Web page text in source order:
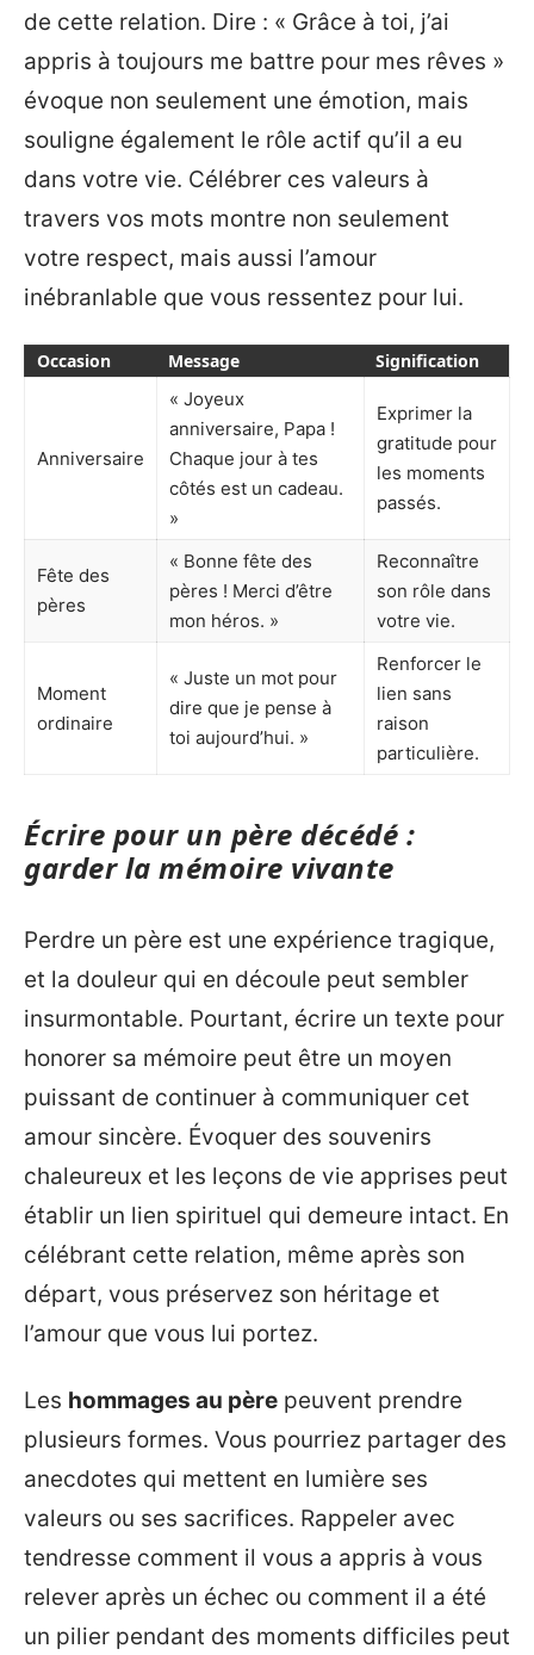
de cette relation. Dire : « Grâce à toi, j’ai
appris à toujours me battre pour mes rêves »
évoque non seulement une émotion, mais
souligne également le rôle actif qu’il a eu
dans votre vie. Célébrer ces valeurs à
travers vos mots montre non seulement
votre respect, mais aussi l’amour
inébranlable que vous ressentez pour lui.
Occasion Message Signification
Anniversaire
« Joyeux
anniversaire, Papa !
Chaque jour à tes
côtés est un cadeau.
»
Exprimer la
gratitude pour
les moments
passés.
Fête des
pères
« Bonne fête des
pères ! Merci d’être
mon héros. »
Reconnaître
son rôle dans
votre vie.
Moment
ordinaire
« Juste un mot pour
dire que je pense à
toi aujourd’hui. »
Renforcer le
lien sans
raison
particulière.
Écrire pour un père décédé :
garder la mémoire vivante
Perdre un père est une expérience tragique,
et la douleur qui en découle peut sembler
insurmontable. Pourtant, écrire un texte pour
honorer sa mémoire peut être un moyen
puissant de continuer à communiquer cet
amour sincère. Évoquer des souvenirs
chaleureux et les leçons de vie apprises peut
établir un lien spirituel qui demeure intact. En
célébrant cette relation, même après son
départ, vous préservez son héritage et
l’amour que vous lui portez.
Les hommages au père peuvent prendre
plusieurs formes. Vous pourriez partager des
anecdotes qui mettent en lumière ses
valeurs ou ses sacrifices. Rappeler avec
tendresse comment il vous a appris à vous
relever après un échec ou comment il a été
un pilier pendant des moments difficiles peut